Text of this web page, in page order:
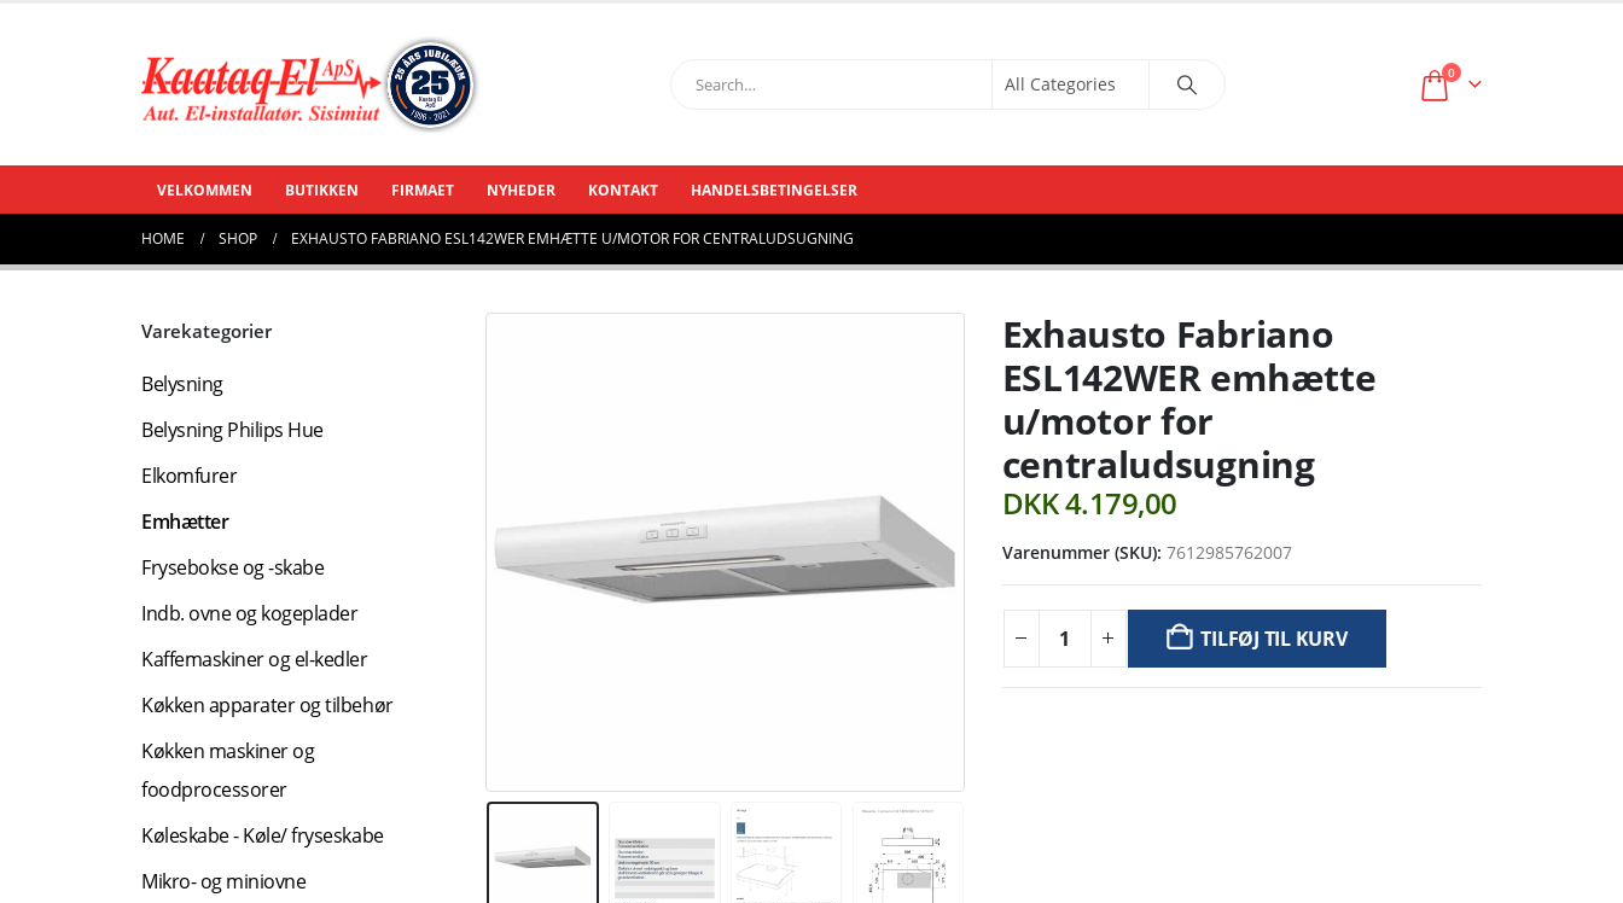
0
VELKOMMEN BUTIKKEN FIRMAET NYHEDER KONTAKT HANDELSBETINGELSER
HOME SHOP EXHAUSTO FABRIANO ESL142WER EMHÆTTE U/MOTOR FOR CENTRALUDSUGNING
Exhausto Fabriano
ESL142WER emhætte
u/motor for
centraludsugning
DKK4.179,00
Varenummer (SKU): 7612985762007
TILFØJ TIL KURV
Varekategorier
Belysning
Belysning Philips Hue
Elkomfurer
Emhætter
Frysebokse og -skabe
Indb. ovne og kogeplader
Kaffemaskiner og el-kedler
Køkken apparater og tilbehør
Køkken maskiner og
foodprocessorer
Køleskabe - Køle/ fryseskabe
Mikro- og miniovne